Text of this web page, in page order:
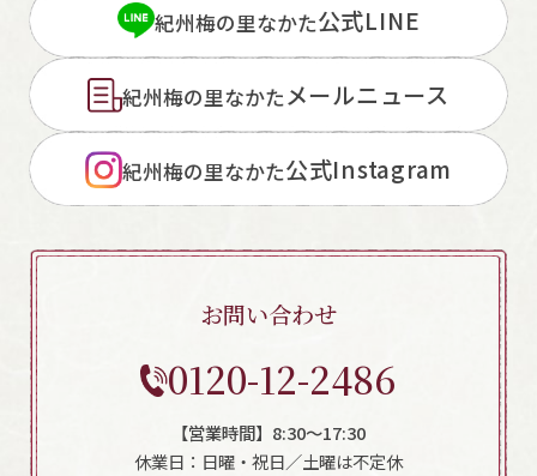
紀州梅の里なかた公式LINE
紀州梅の里なかたメールニュース
紀州梅の里なかた公式Instagram
お問い合わせ
0120-12-2486
【営業時間】8:30～17:30
休業日：日曜・祝日／土曜は不定休